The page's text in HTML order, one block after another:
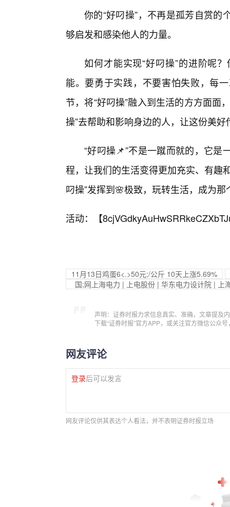
你的“好叼操”，不再是孤芳自赏
够启发和感染他人的力量。
如何才能实现“好叼操”的进阶呢
能。要勇于实践，不要害怕失败，每
节，将“好叼操”融入到生活的方方面面
操”去帮助和影响身边的人，让这份美好
“好叼操📌”不是一蹴而就的，它
程，让我们的生活变得更加充实、有趣
叼操”发挥到🌸极致，玩转生活，成为
活动：【
11月13日鸡蛋6<.>50元;/公斤 10天上涨5.69%
国;网上海电力 | 上电股份 | 华东电力设计院 |
声明：证券时报力求信息真实、准确，文章提及
下载“证券时报”官方APP，或关注官方微信公众
网友评论
登录后可以发言
网友评论仅供其表达个人看法，并不表明证券时报立场